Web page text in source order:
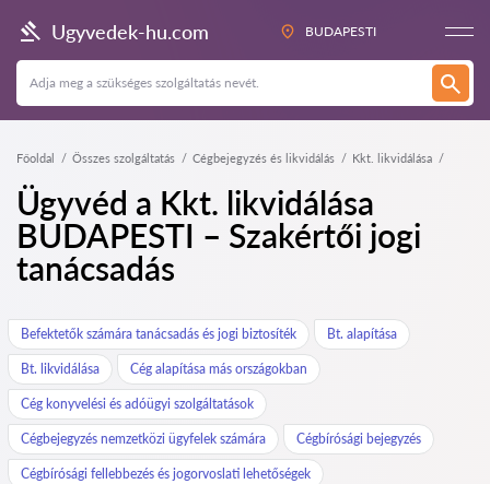
Ugyvedek-hu.com BUDAPESTI
Főoldal Összes szolgáltatás Cégbejegyzés és likvidálás Kkt. likvidálása
Ügyvéd a Kkt. likvidálása
BUDAPESTI – Szakértői jogi
tanácsadás
Befektetők számára tanácsadás és jogi biztosíték Bt. alapítása
Bt. likvidálása Cég alapítása más országokban
Cég konyvelési és adóügyi szolgáltatások
Cégbejegyzés nemzetközi ügyfelek számára Cégbírósági bejegyzés
Cégbírósági fellebbezés és jogorvoslati lehetőségek